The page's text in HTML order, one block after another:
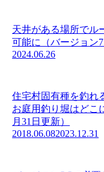
天井がある場所でル
可能に（バージョン
2024.06.26
住宅村固有種を釣れ
お庭用釣り堀はどこ
月31日更新）
2018.06.082023.12.31